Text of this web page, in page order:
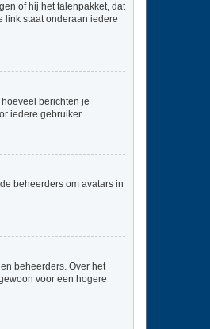
of hij het talenpakket, dat
link staat onderaan iedere
berichten je
iedere gebruiker.
beheerders om avatars in
beheerders. Over het
voor een hogere